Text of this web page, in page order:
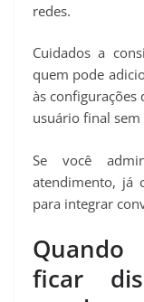
redes.
Cuidados a
quem pode
às configurações
usuário final sem
Se você
atendimento, já
para integrar
Quando
ficar